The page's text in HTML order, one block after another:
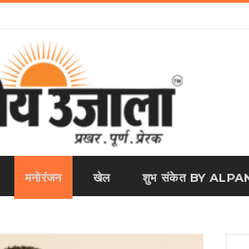
मनोरंजन खेल शुभ संकेत BY